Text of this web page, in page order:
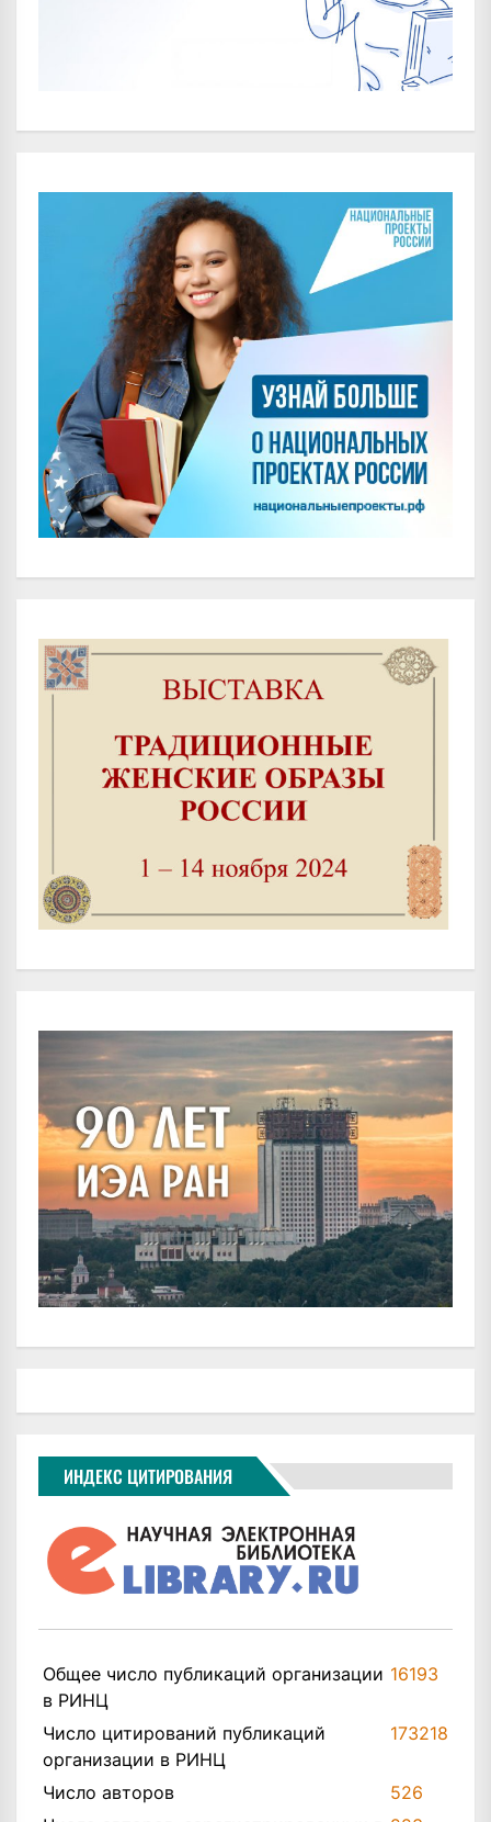
ИНДЕКС ЦИТИРОВАНИЯ
Общее число публикаций организации
в РИНЦ
16193
Число цитирований публикаций
организации в РИНЦ
173218
Число авторов
526